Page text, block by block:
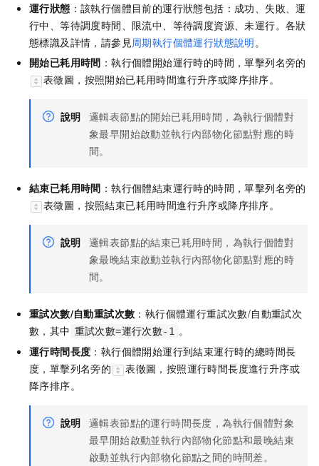
運行狀態 ：該執行個體目前的運行狀態包括：成功、失敗、運
行中、等待調度時間、限流中、等待調度資源、未運行。各狀
態標識及詳情，請參見周期執行個體運行狀態說明。
開始已耗用時間 ：執行個體開始運行時的時間，單擊列名旁的
表徵圖，按照開始已耗用時間進行升序或降序排序。
說明 邏輯表節點的開始已耗用時間，為執行個體對
象最早開始啟動並執行內部物化節點對應的時
間。
結束已耗用時間 ：執行個體結束運行時的時間，單擊列名旁的
表徵圖，按照結束已耗用時間進行升序或降序排序。
說明 邏輯表節點的結束已耗用時間，為執行個體對
象最晚結束啟動並執行內部物化節點對應的時
間。
重試次數/自動重試次數 ：執行個體運行重試次數/自動重試次
數，其中 重試次數=運行次數-1 。
運行時間長度 ：執行個體開始運行到結束運行時的總時間長
度，單擊列名旁的
表徵圖，按照運行時間長度進行升序或
降序排序。
說明 邏輯表節點的運行時間長度，為執行個體對象
最早開始啟動並執行內部物化節點和最晚結束
啟動並執行內部物化節點之間的時間差。